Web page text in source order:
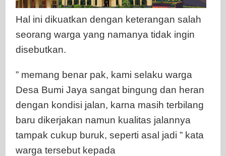
Hal ini dikuatkan dengan keterangan salah
seorang warga yang namanya tidak ingin
disebutkan.
” memang benar pak, kami selaku warga
Desa Bumi Jaya sangat bingung dan heran
dengan kondisi jalan, karna masih terbilang
baru dikerjakan namun kualitas jalannya
tampak cukup buruk, seperti asal jadi ” kata
warga tersebut kepada